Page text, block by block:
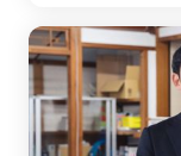
海市の職場環境
住民との「理
ッセージ